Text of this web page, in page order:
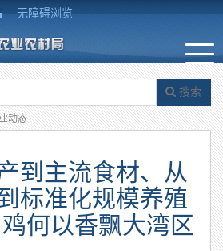
无障碍浏览
搜索
动态
到主流食材、从
标准化规模养殖
何以香飘大湾区